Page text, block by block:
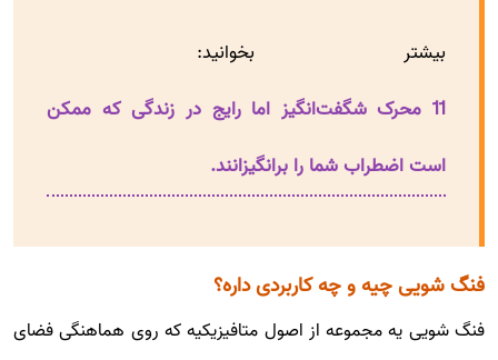
بیشتر بخوانید:
11 محرک شگفت‌انگیز اما رایج در زندگی که ممکن
است اضطراب شما را برانگیزانند.
فنگ شویی چیه و چه کاربردی داره؟
فنگ شویی یه مجموعه از اصول متافیزیکیه که روی هماهنگی فضای